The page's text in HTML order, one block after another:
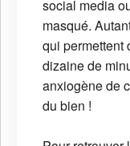
social media
masqué.
qui permettent
dizaine de
anxiogène de
du bien !